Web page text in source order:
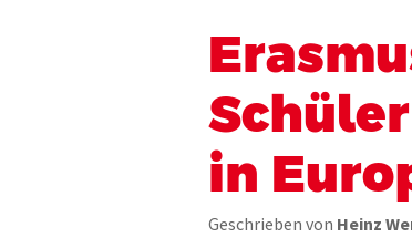
in
Geschrieben von Heinz